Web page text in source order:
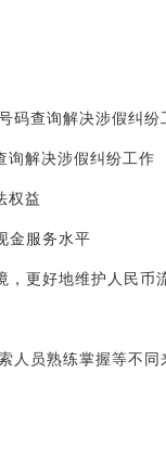
码查询解决涉假纠纷
询解决涉假纠纷工作
权益
金服务水平
，更好地维护人民币
人员熟练掌握等不